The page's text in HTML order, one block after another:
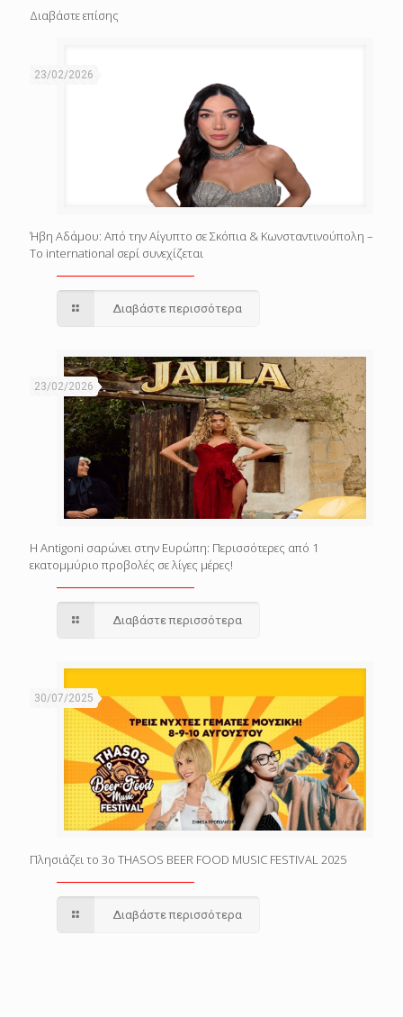
Διαβάστε επίσης
23/02/2026
Ήβη Αδάμου: Από την Αίγυπτο σε Σκόπια & Κωνσταντινούπολη –
Το international σερί συνεχίζεται
Διαβάστε περισσότερα
23/02/2026
Η Antigoni σαρώνει στην Ευρώπη: Περισσότερες από 1
εκατομμύριο προβολές σε λίγες μέρες!
Διαβάστε περισσότερα
30/07/2025
Πλησιάζει το 3o THASOS BEER FOOD MUSIC FESTIVAL 2025
Διαβάστε περισσότερα